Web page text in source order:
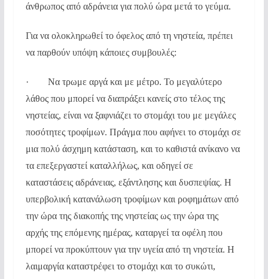
άνθρωπος από αδράνεια για πολύ ώρα μετά το γεύμα.
Για να ολοκληρωθεί το όφελος από τη νηστεία, πρέπει
να παρθούν υπόψη κάποιες συμβουλές:
· Να τρωμε αργά και με μέτρο. Το μεγαλύτερο
λάθος που μπορεί να διαπράξει κανείς στο τέλος της
νηστείας, είναι να ξαφνιάζει το στομάχι του με μεγάλες
ποσότητες τροφίμων. Πράγμα που αφήνει το στομάχι σε
μια πολύ άσχημη κατάσταση, και το καθιστά ανίκανο να
τα επεξεργαστεί καταλλήλως, και οδηγεί σε
καταστάσεις αδράνειας, εξάντλησης και δυσπεψίας. Η
υπερβολική κατανάλωση τροφίμων και ροφημάτων από
την ώρα της διακοπής της νηστείας ως την ώρα της
αρχής της επόμενης ημέρας, καταργεί τα οφέλη που
μπορεί να προκύπτουν για την υγεία από τη νηστεία. Η
λαιμαργία καταστρέφει το στομάχι και το συκώτι,